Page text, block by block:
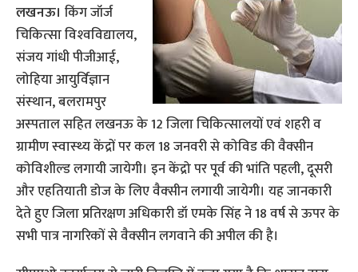
लखनऊ। किंग जॉर्ज
चिकित्‍सा विश्‍वविद्यालय,
संजय गांधी पीजीआई,
लोहिया आयुर्विज्ञान
संस्‍थान, बलरामपुर
अस्‍पताल सहित लखनऊ के 12 जिला चिकित्‍सालयों एवं शहरी व
ग्रामीण स्‍वास्‍थ्‍य केंद्रों पर कल 18 जनवरी से कोविड की वैक्‍सीन
कोविशील्‍ड लगायी जायेगी। इन केंद्रो पर पूर्व की भांति पहली, दूसरी
और एहतियाती डोज के लिए वैक्‍सीन लगायी जायेगी। यह जानकारी
देते हुए जिला प्रतिरक्षण अधिकारी डॉ एमके सिंह ने 18 वर्ष से ऊपर के
सभी पात्र नागरिकों से वैक्‍सीन लगवाने की अपील की है।